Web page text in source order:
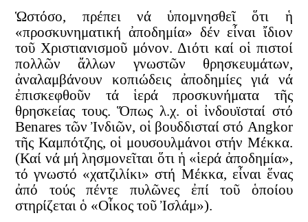
Ὡστόσο, πρέπει νά ὑπομνησθεῖ ὅτι ἡ
«προσκυνηματική ἀποδημία» δέν εἶναι ἴδιον
τοῦ Χριστιανισμοῦ μόνον. Διότι καί οἱ πιστοί
πολλῶν ἄλλων γνωστῶν θρησκευμάτων,
ἀναλαμβάνουν κοπιώδεις ἀποδημίες γιά νά
ἐπισκεφθοῦν τά ἱερά προσκυνήματα τῆς
θρησκείας τους. Ὅπως λ.χ. οἱ ἰνδουϊσταί στό
Benares τῶν Ἰνδιῶν, οἱ βουδδισταί στό Angkor
τῆς Καμπότζης, οἱ μουσουλμάνοι στήν Μέκκα.
(Καί νά μή λησμονεῖται ὅτι ἡ «ἱερά ἀποδημία»,
τό γνωστό «χατζιλίκι» στή Μέκκα, εἶναι ἕνας
ἀπό τούς πέντε πυλῶνες ἐπί τοῦ ὁποίου
στηρίζεται ὁ «Οἶκος τοῦ Ἰσλάμ»).